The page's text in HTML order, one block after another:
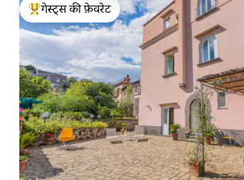
गेस्ट्स का टॉप फ़ेवरेट
गेस्ट्स की फ़ेवरेट